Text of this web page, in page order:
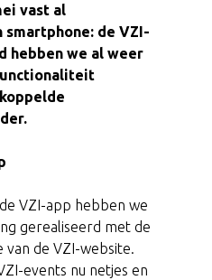
vast al
smartphone: de VZI-
hebben we al weer
VZI-app hebben we
gerealiseerd met de
de VZI-website.
events nu netjes en